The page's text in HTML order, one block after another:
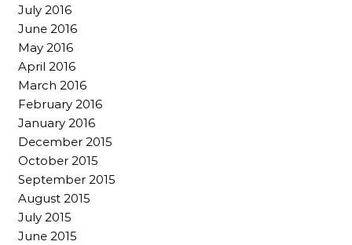
July 2016
June 2016
May 2016
April 2016
March 2016
February 2016
January 2016
December 2015
October 2015
September 2015
August 2015
July 2015
June 2015